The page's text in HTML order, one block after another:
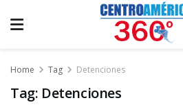
Home Tag Detenciones
Tag: Detenciones